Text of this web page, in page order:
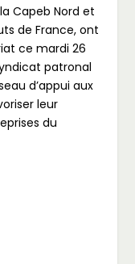
Capeb Nord et
de France, ont
ce mardi 26
patronal
d’appui aux
leur
du